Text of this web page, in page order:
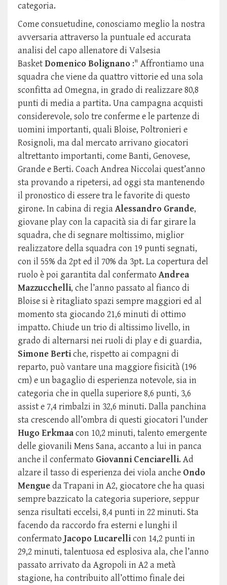
categoria.
Come consuetudine, conosciamo meglio la nostra
avversaria attraverso la puntuale ed accurata
analisi del capo allenatore di Valsesia
BasketDomenico Bolignano :" Affrontiamo una
squadra che viene da quattro vittorie ed una sola
sconfitta ad Omegna, in grado di realizzare 80,8
punti di media a partita. Una campagna acquisti
considerevole, solo tre conferme e le partenze di
uomini importanti, quali Bloise, Poltronieri e
Rosignoli, ma dal mercato arrivano giocatori
altrettanto importanti, come Banti, Genovese,
Grande e Berti. Coach Andrea Niccolai quest’anno
sta provando a ripetersi, ad oggi sta mantenendo
il pronostico di essere tra le favorite di questo
girone. In cabina di regiaAlessandro Grande,
giovane play con la capacità sia di far girare la
squadra, che di segnare moltissimo, miglior
realizzatore della squadra con 19 punti segnati,
con il 55% da 2pt ed il 70% da 3pt. La copertura del
ruolo è poi garantita dal confermato Andrea
Mazzucchelli, che l’anno passato al fianco di
Bloise si è ritagliato spazi sempre maggiori ed al
momento sta giocando 21,6 minuti di ottimo
impatto. Chiude un trio di altissimo livello, in
grado di alternarsi nei ruoli di play e di guardia,
Simone Bertiche, rispetto ai compagni di
reparto, può vantare una maggiore fisicità (196
cm) e un bagaglio di esperienza notevole, sia in
categoria che in quella superiore 8,6 punti, 3,6
assist e 7,4 rimbalzi in 32,6 minuti. Dalla panchina
sta crescendo all’ombra di questi giocatori l’under
Hugo Erkmaacon 10,2 minuti, talento emergente
delle giovanili Mens Sana, accanto a lui in panca
anche il confermato Giovanni Cenciarelli. Ad
alzare il tasso di esperienza dei viola anche Ondo
Mengueda Trapani in A2, giocatore che ha quasi
sempre bazzicato la categoria superiore, seppur
senza risultati eccelsi, 8,4 punti in 22 minuti. Sta
facendo da raccordo fra esterni e lunghi il
confermato Jacopo Lucarellicon 14,2 punti in
29,2 minuti, talentuosa ed esplosiva ala, che l’anno
passato arrivato da Agropoli in A2 a metà
stagione, ha contribuito all’ottimo finale dei